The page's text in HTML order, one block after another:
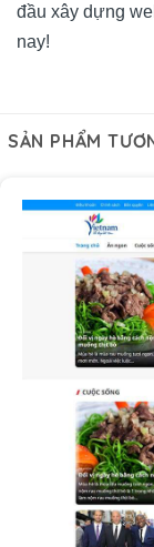
đầu xây dựng
nay!
SẢN PHẨM